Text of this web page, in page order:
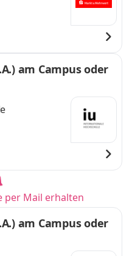
am Campus oder
per Mail erhalten
am Campus oder